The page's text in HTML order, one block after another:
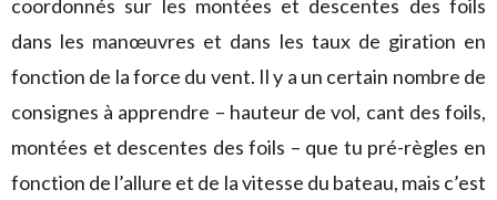
coordonnés sur les montées et descentes des foils
dans les manœuvres et dans les taux de giration en
fonction de la force du vent. Il y a un certain nombre de
consignes à apprendre – hauteur de vol, cant des foils,
montées et descentes des foils – que tu pré-règles en
fonction de l’allure et de la vitesse du bateau, mais c’est